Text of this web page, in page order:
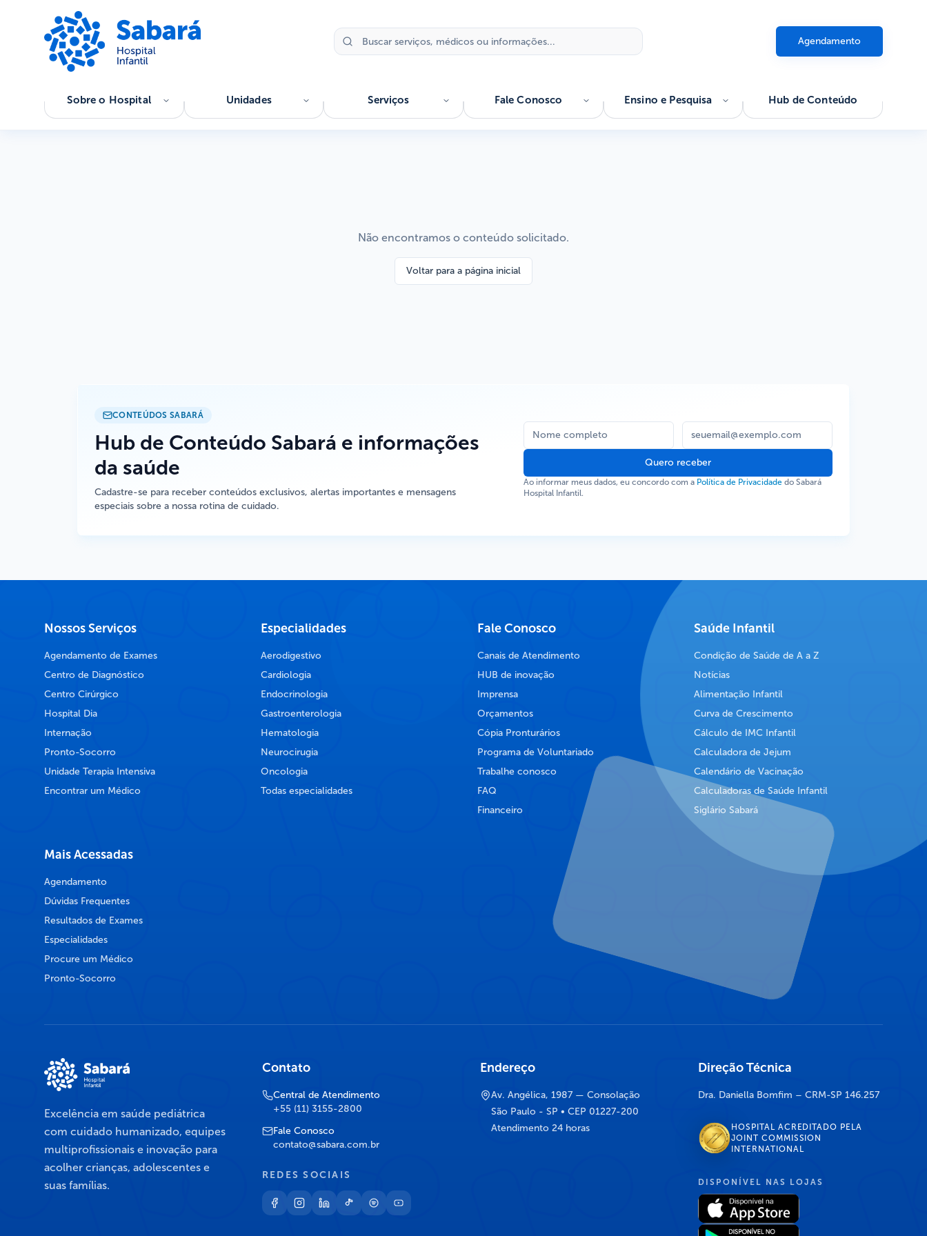
Agendamento
Sobre o Hospital Unidades Serviços Fale Conosco Ensino e Pesquisa Hub de Conteúdo
Não encontramos o conteúdo solicitado.
Voltar para a página inicial
CONTEÚDOS SABARÁ
Hub de Conteúdo Sabará e informações
da saúde
Cadastre-se para receber conteúdos exclusivos, alertas importantes e mensagens
especiais sobre a nossa rotina de cuidado.
Quero receber
Ao informar meus dados, eu concordo com a Política de Privacidade do Sabará
Hospital Infantil.
Nossos Serviços
Agendamento de Exames
Centro de Diagnóstico
Centro Cirúrgico
Hospital Dia
Internação
Pronto-Socorro
Unidade Terapia Intensiva
Encontrar um Médico
Especialidades
Aerodigestivo
Cardiologia
Endocrinologia
Gastroenterologia
Hematologia
Neurocirugia
Oncologia
Todas especialidades
Fale Conosco
Canais de Atendimento
HUB de inovação
Imprensa
Orçamentos
Cópia Pronturários
Programa de Voluntariado
Trabalhe conosco
FAQ
Financeiro
Saúde Infantil
Condição de Saúde de A a Z
Notícias
Alimentação Infantil
Curva de Crescimento
Cálculo de IMC Infantil
Calculadora de Jejum
Calendário de Vacinação
Calculadoras de Saúde Infantil
Siglário Sabará
Mais Acessadas
Agendamento
Dúvidas Frequentes
Resultados de Exames
Especialidades
Procure um Médico
Pronto-Socorro
Excelência em saúde pediátrica
com cuidado humanizado, equipes
multiprofissionais e inovação para
acolher crianças, adolescentes e
suas famílias.
Contato
Central de Atendimento
+55 (11) 3155-2800
Fale Conosco
contato@sabara.com.br
REDES SOCIAIS
Endereço
Av. Angélica, 1987 — Consolação
São Paulo - SP • CEP 01227-200
Atendimento 24 horas
Direção Técnica
Dra. Daniella Bomfim – CRM-SP 146.257
HOSPITAL ACREDITADO PELA
JOINT COMMISSION
INTERNATIONAL
DISPONÍVEL NAS LOJAS